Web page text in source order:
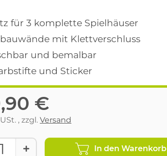
für 3 komplette Spielhäuser
mit Klettverschluss
und bemalbar
und Sticker
€
, zzgl. Versand
In den Warenkorb